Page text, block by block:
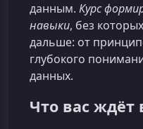
данным. Курс
навыки, без
дальше: от
глубокого
данных.
Что вас ждёт